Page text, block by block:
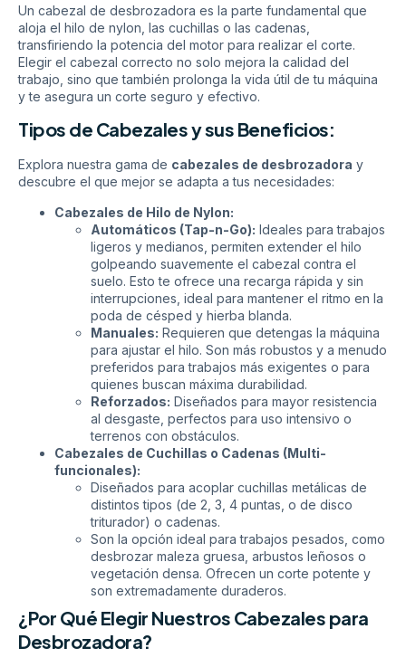
Un cabezal de desbrozadora es la parte fundamental que
aloja el hilo de nylon, las cuchillas o las cadenas,
transfiriendo la potencia del motor para realizar el corte.
Elegir el cabezal correcto no solo mejora la calidad del
trabajo, sino que también prolonga la vida útil de tu máquina
y te asegura un corte seguro y efectivo.
Tipos de Cabezales y sus Beneficios:
Explora nuestra gama de cabezales de desbrozadora y
descubre el que mejor se adapta a tus necesidades:
Cabezales de Hilo de Nylon:
Automáticos (Tap-n-Go): Ideales para trabajos
ligeros y medianos, permiten extender el hilo
golpeando suavemente el cabezal contra el
suelo. Esto te ofrece una recarga rápida y sin
interrupciones, ideal para mantener el ritmo en la
poda de césped y hierba blanda.
Manuales: Requieren que detengas la máquina
para ajustar el hilo. Son más robustos y a menudo
preferidos para trabajos más exigentes o para
quienes buscan máxima durabilidad.
Reforzados: Diseñados para mayor resistencia
al desgaste, perfectos para uso intensivo o
terrenos con obstáculos.
Cabezales de Cuchillas o Cadenas (Multi-
funcionales):
Diseñados para acoplar cuchillas metálicas de
distintos tipos (de 2, 3, 4 puntas, o de disco
triturador) o cadenas.
Son la opción ideal para trabajos pesados, como
desbrozar maleza gruesa, arbustos leñosos o
vegetación densa. Ofrecen un corte potente y
son extremadamente duraderos.
¿Por Qué Elegir Nuestros Cabezales para
Desbrozadora?